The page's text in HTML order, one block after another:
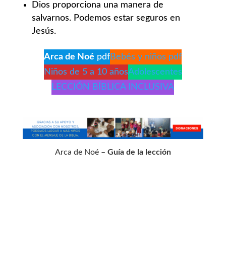
Dios proporciona una manera de
salvarnos. Podemos estar seguros en
Jesús.
Arca de Noé pdfBebés y niños pdf
Niños de 5 a 10 añosAdolescentes
LECCIÓN BÍBLICA INCLUSIVA
Arca de Noé – Guía de la lección